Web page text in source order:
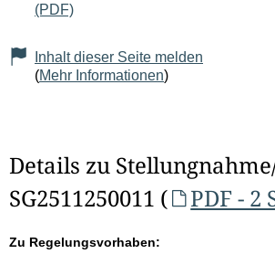
(PDF)
Inhalt dieser Seite melden
(Mehr Informationen)
Details zu
SG2511250011 (
PDF - 2
Zu Regelungsvorhaben: